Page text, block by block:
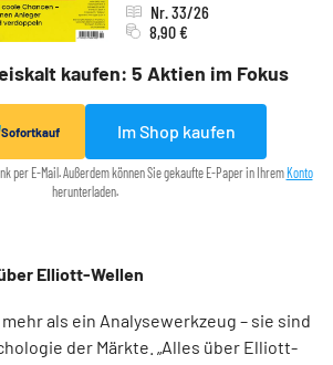
kaufen: 5 Aktien im Fokus
Nr. 33/26
8,90 €
Sofortkauf Im Shop kaufen
per E-Mail. Außerdem können Sie gekaufte E-Paper in Ihrem Konto
herunterladen.
Elliott-Wellen
als ein Analysewerkzeug – sie sind
der Märkte. „Alles über Elliott-